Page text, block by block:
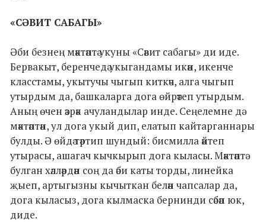
«СӘВИТ САБАГЫ»
Әби безнең мәктәптә укуны «Сәвит сабагы» ди иде.
Бервакыт, беренчедә укыгандамы икән, икенче
класстамы, укытучы чыгып киткәч, алга чыгып
утырдым да, башкаларга дога өйрәтеп утырдым.
Аның өчен әзрәк ачуландылар инде. Сеңелемне дә
мәктәптән, ул дога укый дип, елатып кайтарганнары
булды. Ә өйдә тәртип шундый: бисмилла әйтеп
утырасы, ашагач кычкырып дога кыласы. Мәктәптә
булган хәлләрдән соң да әби каты торды, линейка
җыеп, артыгызны кычыткан белән чапсалар да,
дога кыласыз, дога кылмаска бернинди сәбәп юк,
диде.